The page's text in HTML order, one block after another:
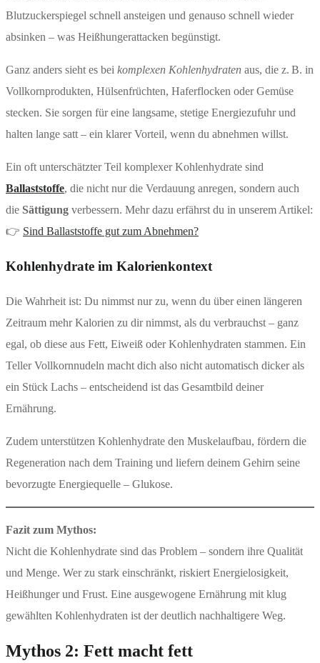
Blutzuckerspiegel schnell ansteigen und genauso schnell wieder
absinken – was Heißhungerattacken begünstigt.
Ganz anders sieht es bei komplexen Kohlenhydraten aus, die z. B. in
Vollkornprodukten, Hülsenfrüchten, Haferflocken oder Gemüse
stecken. Sie sorgen für eine langsame, stetige Energiezufuhr und
halten lange satt – ein klarer Vorteil, wenn du abnehmen willst.
Ein oft unterschätzter Teil komplexer Kohlenhydrate sind
Ballaststoffe, die nicht nur die Verdauung anregen, sondern auch
die Sättigung verbessern. Mehr dazu erfährst du in unserem Artikel:
👉 Sind Ballaststoffe gut zum Abnehmen?
Kohlenhydrate im Kalorienkontext
Die Wahrheit ist: Du nimmst nur zu, wenn du über einen längeren
Zeitraum mehr Kalorien zu dir nimmst, als du verbrauchst – ganz
egal, ob diese aus Fett, Eiweiß oder Kohlenhydraten stammen. Ein
Teller Vollkornnudeln macht dich also nicht automatisch dicker als
ein Stück Lachs – entscheidend ist das Gesamtbild deiner
Ernährung.
Zudem unterstützen Kohlenhydrate den Muskelaufbau, fördern die
Regeneration nach dem Training und liefern deinem Gehirn seine
bevorzugte Energiequelle – Glukose.
Fazit zum Mythos:
Nicht die Kohlenhydrate sind das Problem – sondern ihre Qualität
und Menge. Wer zu stark einschränkt, riskiert Energielosigkeit,
Heißhunger und Frust. Eine ausgewogene Ernährung mit klug
gewählten Kohlenhydraten ist der deutlich nachhaltigere Weg.
Mythos 2: Fett macht fett